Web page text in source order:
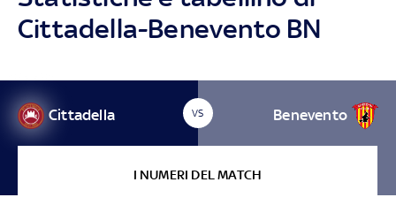
Cittadella-Benevento BN
Cittadella VS Benevento
I NUMERI DEL MATCH